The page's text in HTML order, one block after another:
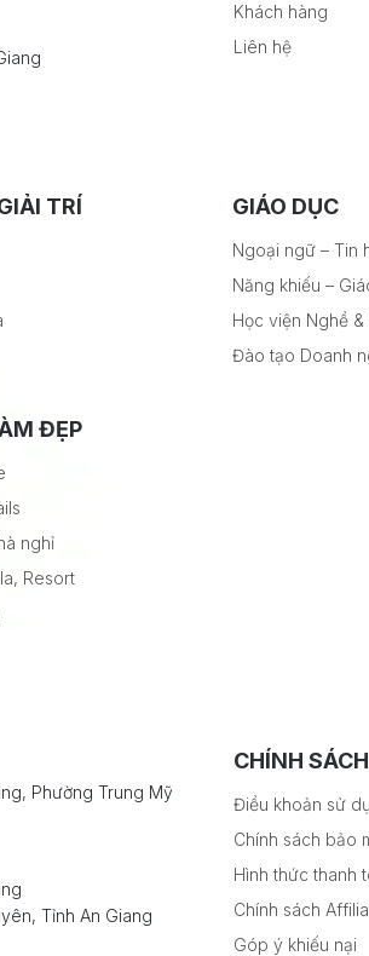
Khách hàng
Liên hệ
TRÍ
ĐẸP
nghỉ
Resort
GIÁO DỤC
Ngoại ngữ – Tin
Năng khiếu –
Học viện Nghề
Đào tạo Doanh
Phường Trung Mỹ
Tỉnh An Giang
CHÍNH
Điều khoản sử
Chính sách bảo
Hình thức thanh
Chính sách
Góp ý khiếu nại